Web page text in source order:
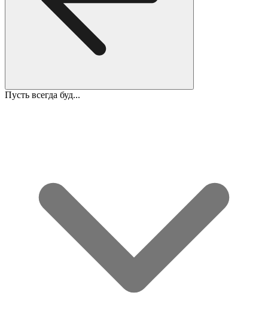
Пусть всегда буд...